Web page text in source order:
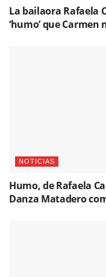
La bailaora Rafaela
‘humo’ que
NOTICIAS
Humo, de Rafaela
Danza Matadero